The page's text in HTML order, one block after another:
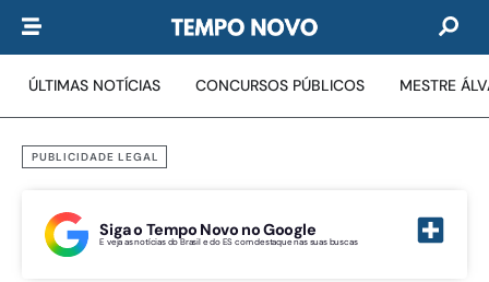
ÚLTIMAS NOTÍCIAS CONCURSOS PÚBLICOS MESTRE
PUBLICIDADE LEGAL
Siga o Tempo Novo no Google
E veja as notícias do Brasil e do ES com destaque nas suas buscas